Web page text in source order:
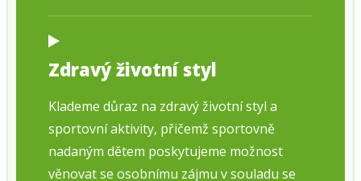
Zdravý životní styl
Klademe důraz na zdravý životní styl a
sportovní aktivity, přičemž sportovně
nadaným dětem poskytujeme možnost
věnovat se osobnímu zájmu v souladu se